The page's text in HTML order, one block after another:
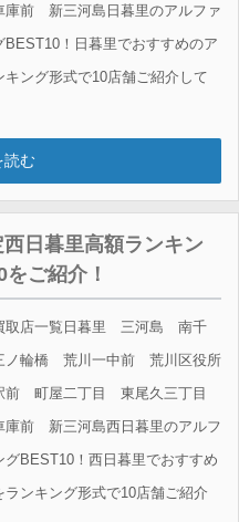
前 新三河島日暮里のアルファ
！日暮里でおすすめのア
ング形式で10店舗ご紹介して
読む
日暮里高額ランキン
ご紹介！
取店一覧日暮里 三河島 南千
輪橋 荒川一中前 荒川区役所
町屋二丁目 東尾久三丁目
前 新三河島西日暮里のアルフ
BEST10！西日暮里でおすすめ
ンキング形式で10店舗ご紹介